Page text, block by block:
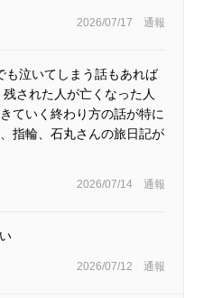
2026/07/17 通報
も泣いてしまう話もあれば
された人が亡くなった人
ていく終わり方の話が特に
指輪、石丸さんの旅日記が
2026/07/14 通報
2026/07/12 通報